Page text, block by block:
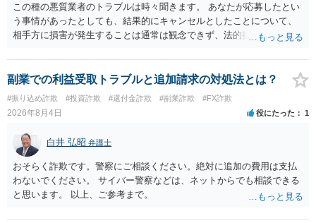
この種の悪質業者のトラブルは時々聞きます。 あなたが応募したとい
う事情があったとしても、結果的にキャンセルとしたことについて、
相手方に損害が発生することは通常は観念できず、法的措置を採って
ず、最寄りの消費生活センターへ相談し、連絡を無視してよいかどう
かのアドバイスを受けられることをお勧めします。しつこいようであ
れば、弁護士へ依頼して警告してもらうことも必要になるかもしれま
せん。
副業での利益受取トラブルと追加請求の対処法とは？
#振り込め詐欺 #投資詐欺 #還付金詐欺 #副業詐欺 #FX詐欺
2026年8月4日 役にたった 1
白井 弘昭 弁護士
おそらく詐欺です。警察にご相談ください。絶対に追加の費用は支払
わないでください。 サイバー警察などは、ネットからでも相談できる
と思います。 以上、ご参考まで。